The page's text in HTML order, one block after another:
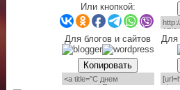
Или кнопкой:
Для блогов и сайтов Для
Копировать